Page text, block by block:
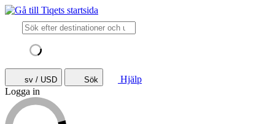
sv / USD Sök
Hjälp
Logga in